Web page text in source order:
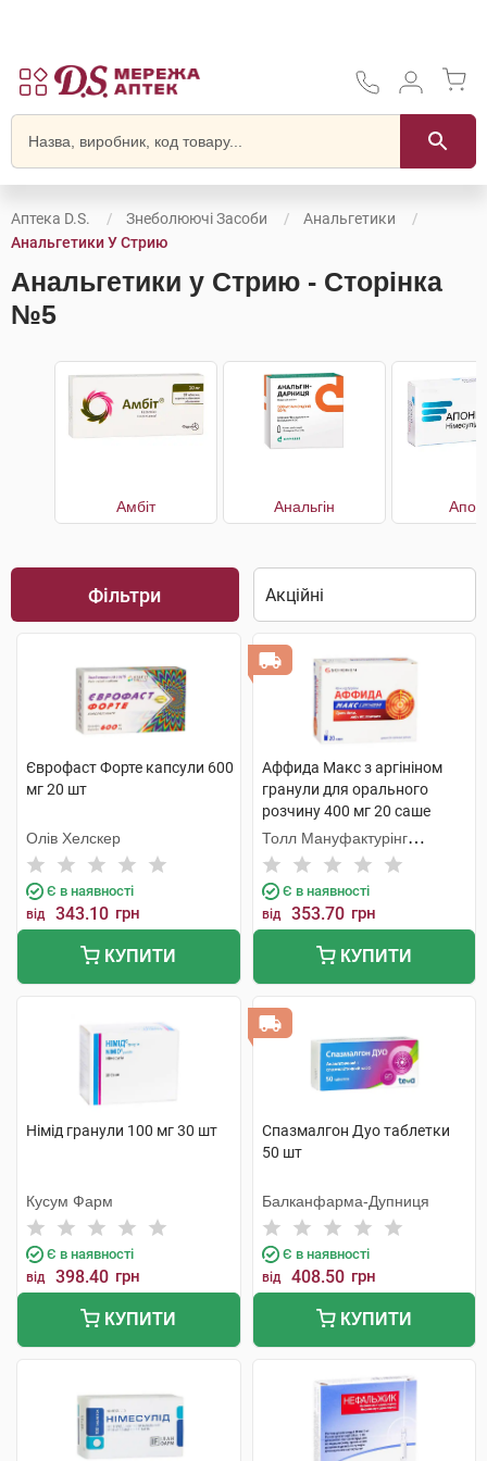
Аптека D.S. Знеболюючі Засоби
Анальгетики
Анальгетики У Стрию
Анальгетики у Стрию - Сторінка
№5
Амбіт Анальгін
Фільтри
Єврофаст Форте капсули 600
мг 20 шт
Олів Хелскер
Є в наявності
від 343.10 грн
КУПИТИ
Аффида Макс з аргініном
гранули для орального
розчину 400 мг 20 саше
Толл Мануфактурінг
Сервісез
Є в наявності
від 353.70 грн
КУПИТИ
Німід гранули 100 мг 30 шт
Кусум Фарм
Є в наявності
від 398.40 грн
КУПИТИ
Спазмалгон Дуо таблетки
50 шт
Балканфарма-Дупниця
Є в наявності
від 408.50 грн
КУПИТИ